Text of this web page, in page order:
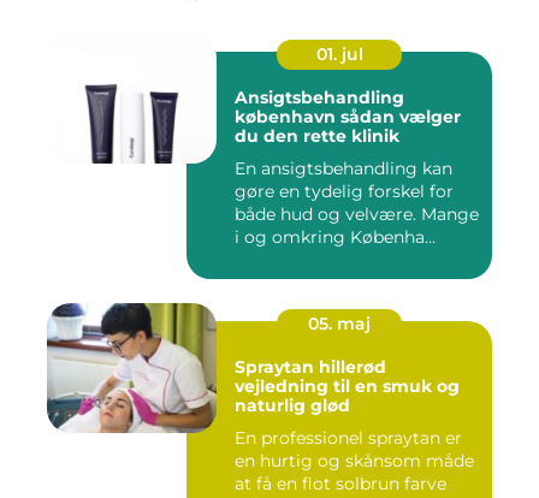
01. jul
Ansigtsbehandling
københavn sådan vælger
du den rette klinik
En ansigtsbehandling kan
gøre en tydelig forskel for
både hud og velvære. Mange
i og omkring Københa...
05. maj
Spraytan hillerød
vejledning til en smuk og
naturlig glød
En professionel spraytan er
en hurtig og skånsom måde
at få en flot solbrun farve